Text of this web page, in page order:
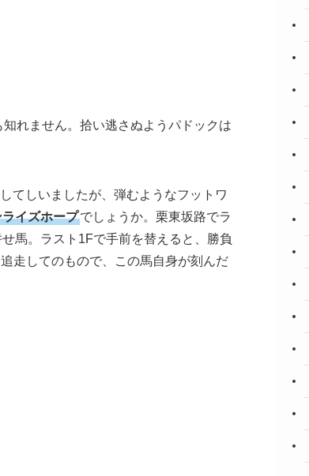
れません。拾い逃さぬようパドックは
てしいましたが、弾むようなフットワ
イズホープでしょうか。栗東坂路でラ
馬。ラスト1Fで手前を替えると、勝負
走してのもので、この馬自身が刻んだ